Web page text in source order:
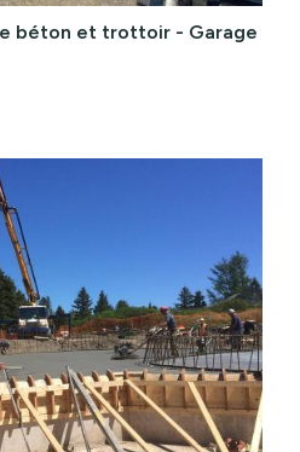
béton et trottoir - Garage